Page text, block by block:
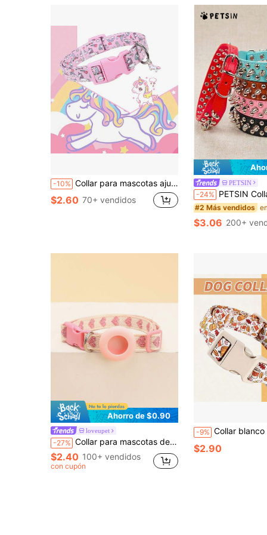
-10% Collar para mascotas ajustable y antideslizante con hebilla de plástico, diseño lindo y de moda, duradero, con estampado de unicornio rosa y arcoíris, adecuado para perros pequeños y medianos
$2.60 70+ vendidos
PETSIN
-24% PETSIN Collar ajustable de cuero para mascotas, correa para el cuello, suministros de collar de perro de cuero PU con remaches y picos
#2 Más vendidos
$3.06 200+
Ahorro de $0.90
loveupet
-27% Collar para mascotas de poliéster con corazón rosa & Juego de rastreador rosa con funda protectora de silicona suave para AirTag, compatible con Apple AirTag, adecuado para perros y gatos pequeños y medianos (AirTag no incluido) (No apto para razas de perros grandes)
$2.40 100+ vendidos
con cupón
-9% Collar blanco de otoño para perro, collar ajustable de poliéster con estampado de
$2.90